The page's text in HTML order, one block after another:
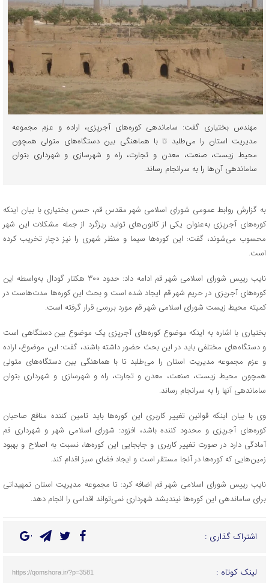
مهندس بختیاری گفت: ساماندهی کوره‌های آجرپزی، اراده و عزم مجموعه
مدیریت استان را می‌طلبد تا با هماهنگی بین دستگاه‌های متولی همچون
محیط‌ زیست، صنعت، معدن و تجارت، راه و شهرسازی و شهرداری بتوان
ساماندهی آن‌ها را به سرانجام رساند.
به گزارش روابط عمومی شورای اسلامی شهر مقدس قم، حسن بختیاری با بیان اینکه
کوره‌های آجرپزی به‌عنوان یکی از کانون‌های تولید ریزگرد از جمله مشکلات این شهر
محسوب می‌شوند، گفت: این کوره‌ها سیما و منظر شهری را نیز دچار تخریب کرده
است.
نایب رییس شورای اسلامی شهر قم ادامه داد: حدود ۳۰۰ هکتار گودال به‌واسطه این
کوره‌های آجرپزی در حریم شهر قم ایجاد شده است و بحث این کوره‌ها مدت‌هاست در
کمیته محیط‌ زیست شورای اسلامی شهر قم مورد بررسی قرار گرفته است.
بختیاری با اشاره به اینکه موضوع کوره‌های آجرپزی یک موضوع بین دستگاهی است
و دستگاه‌های مختلفی باید در این بحث حضور داشته باشند، گفت: این موضوع، اراده
و عزم مجموعه مدیریت استان را می‌طلبد تا با هماهنگی بین دستگاه‌های متولی
همچون محیط‌ زیست، صنعت، معدن و تجارت، راه و شهرسازی و شهرداری بتوان
ساماندهی آنها را به سرانجام رساند.
وی با بیان اینکه قوانین تغییر کاربری این کوره‌ها باید تامین کننده منافع صاحبان
کوره‌های آجرپزی و محدود کننده باشد، افزود: شورای اسلامی شهر و شهرداری قم
آمادگی دارد در صورت تغییر کاربری و جابجایی این کوره‌ها، نسبت به اصلاح و بهبود
زمین‌هایی که کوره‌ها در آنجا مستقر است و ایجاد فضای سبز اقدام کند.
نایب رییس شورای اسلامی شهر قم اضافه کرد: تا مجموعه مدیریت استان تمهیداتی
برای ساماندهی این کوره‌ها نیندیشد شهرداری نمی‌تواند اقدامی را انجام دهد.
اشتراک گذاری :
لینک کوتاه : https://qomshora.ir/?p=3581